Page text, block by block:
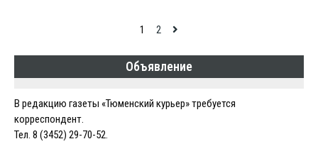
по
записям
1 2
Объявление
В редакцию газеты «Тюменский курьер» требуется
корреспондент.
Тел. 8 (3452) 29-70-52.